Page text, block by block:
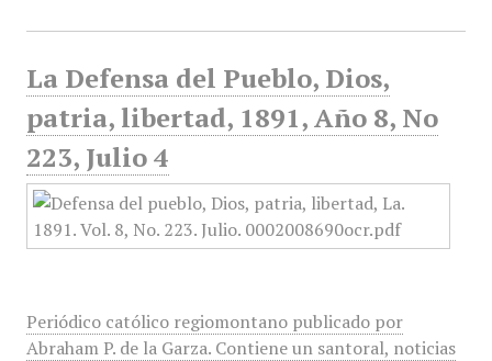
La Defensa del Pueblo, Dios,
patria, libertad, 1891, Año 8, No
223, Julio 4
Periódico católico regiomontano publicado por
Abraham P. de la Garza. Contiene un santoral, noticias